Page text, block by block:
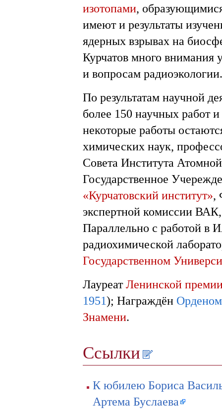
изотопами,
имеют и результаты
ядерных взрывах на
Курчатов много внимания
и вопросам радиоэкологии.
По результатам научной
более 150 научных работ
некоторые работы
химических наук,
Совета Института
Государственное
«Курчатовский институт»,
экспертной комиссии
Параллельно с работой в
радиохимической
Государственном
ЛауреатЛенинской
1951); Награждён
Знамени.
Ссылки
К юбилею Бориса
Артема Буслаева